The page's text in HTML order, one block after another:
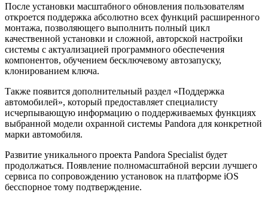
После установки масштабного обновления пользователям
откроется поддержка абсолютно всех функций расширенного
монтажа, позволяющего выполнить полный цикл
качественной установки и сложной, авторской настройки
системы с актуализацией программного обеспечения
компонентов, обучением бесключевому автозапуску,
клонированием ключа.
Также появится дополнительный раздел «Поддержка
автомобилей», который предоставляет специалисту
исчерпывающую информацию о поддерживаемых функциях
выбранной модели охранной системы Pandora для конкретной
марки автомобиля.
Развитие уникального проекта Pandora Specialist будет
продолжаться. Появление полномасштабной версии лучшего
сервиса по сопровождению установок на платформе iOS
бесспорное тому подтверждение.